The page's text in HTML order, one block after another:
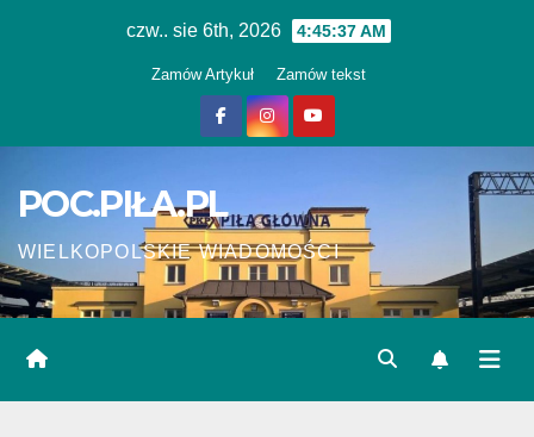
czw.. sie 6th, 2026 4:45:37 AM
Zamów Artykuł Zamów tekst
POC.PIŁA.PL
WIELKOPOLSKIE WIADOMOŚCI